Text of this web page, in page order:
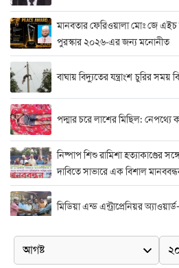
মানবতার ফেরিওয়ালা মোঃ জে এইচ
পুরস্কার ২০২৬-এর জন্য মনোনীত
বাঘায় বিদ্যুতের যন্ত্রাংশ চুরির
পদ্মার চরে লাশের মিছিল: নেপথ্যে
নিষ্পাপ শিশু রামিশা হত্যাকাণ্ডের
দাবিতে সাভারে এক বিশাল
মিডিয়া এন্ড এন্ট্রাপ্রেনিয়র
র‍্যাবের বিশেষ অভিযান: বিদেশি